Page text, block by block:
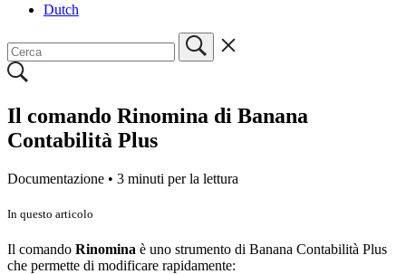
Dutch
Il comando Rinomina di Banana
Contabilità Plus
Documentazione • 3 minuti per la lettura
In questo articolo
Il comando Rinomina è uno strumento di Banana Contabilità Plus
che permette di modificare rapidamente: